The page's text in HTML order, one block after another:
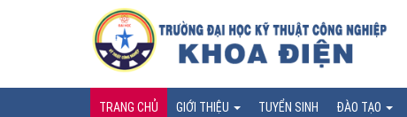
TRANG CHỦ GIỚI THIỆU TUYỂN SINH ĐÀO TẠO